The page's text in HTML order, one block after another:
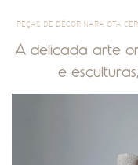
PEÇAS DE DÉCOR NARA OTA
A delicada arte
e